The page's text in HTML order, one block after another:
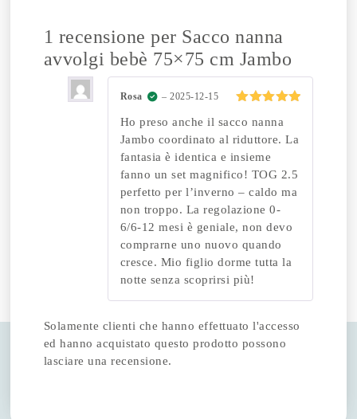
1 recensione per Sacco nanna
avvolgi bebè 75×75 cm Jambo
su 5
Rosa – 2025-12-15
Ho preso anche il sacco nanna
Jambo coordinato al riduttore. La
fantasia è identica e insieme
fanno un set magnifico! TOG 2.5
perfetto per l’inverno – caldo ma
non troppo. La regolazione 0-
6/6-12 mesi è geniale, non devo
comprarne uno nuovo quando
cresce. Mio figlio dorme tutta la
notte senza scoprirsi più!
Solamente clienti che hanno effettuato l'accesso
ed hanno acquistato questo prodotto possono
lasciare una recensione.